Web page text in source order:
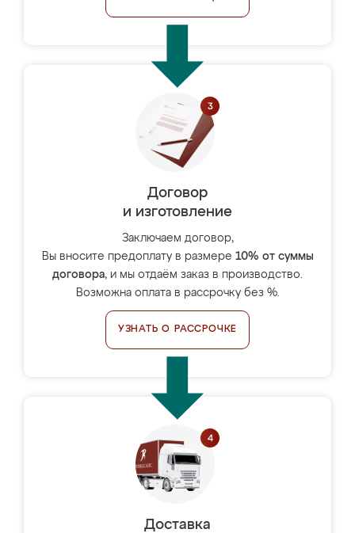
Договор
и изготовление
Заключаем договор,
Вы вносите предоплату в размере 10% от суммы
договора, и мы отдаём заказ в производство.
Возможна оплата в рассрочку без %.
УЗНАТЬ О РАССРОЧКЕ
Доставка